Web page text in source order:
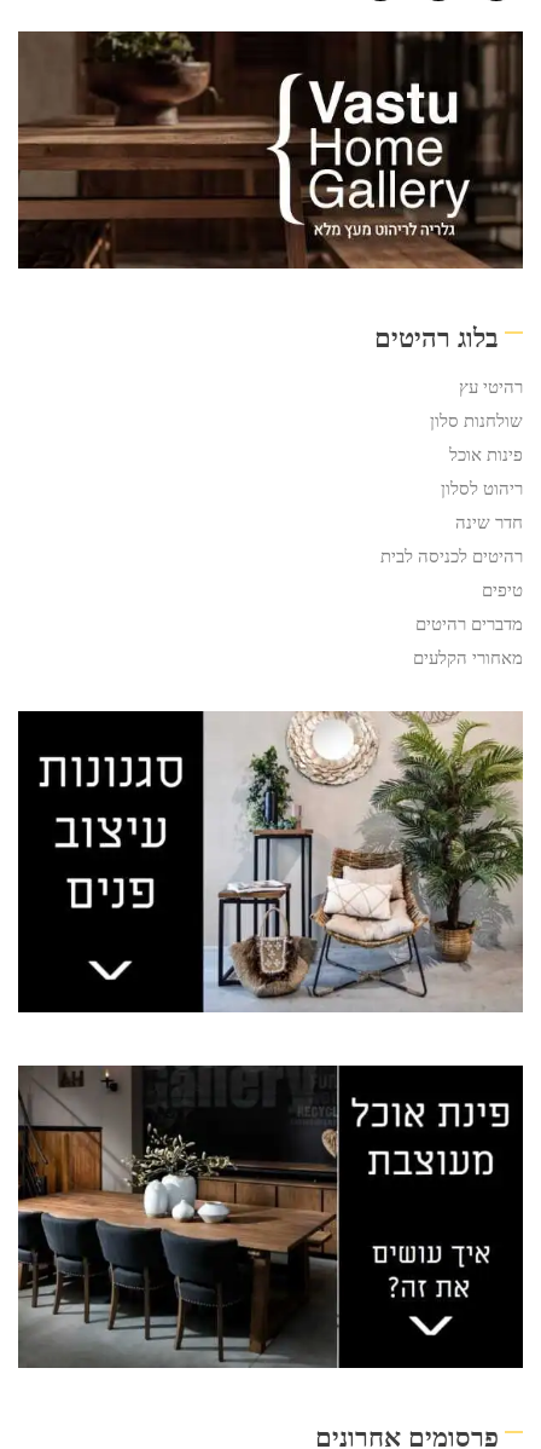
בלוג רהיטים
רהיטי עץ
שולחנות סלון
פינות אוכל
ריהוט לסלון
חדר שינה
רהיטים לכניסה לבית
טיפים
מדברים רהיטים
מאחורי הקלעים
פרסומים אחרונים